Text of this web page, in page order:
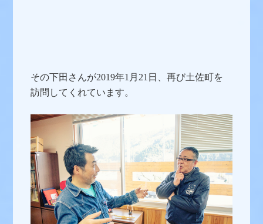
その下田さんが2019年1月21日、再び土佐町を
訪問してくれています。